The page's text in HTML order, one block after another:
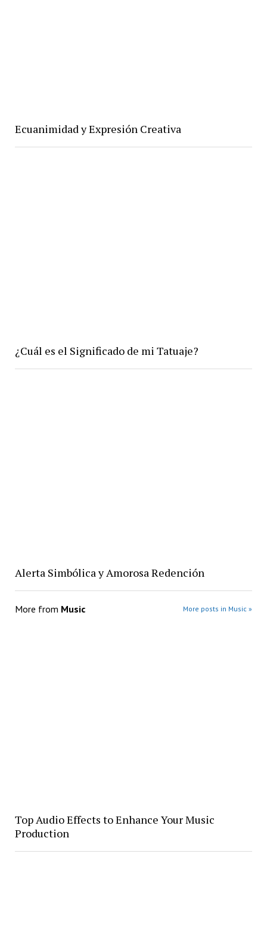
Ecuanimidad y Expresión Creativa
¿Cuál es el Significado de mi Tatuaje?
Alerta Simbólica y Amorosa Redención
More from Music More posts in Music »
Top Audio Effects to Enhance Your Music
Production